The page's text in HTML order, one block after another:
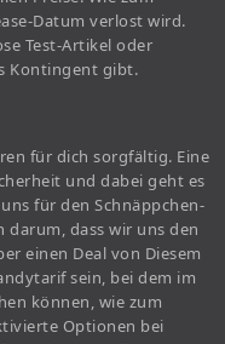
Datum verlost wird.
Test-Artikel oder
Kontingent gibt.
für dich sorgfältig. Eine
und dabei geht es
für den Schnäppchen-
darum, dass wir uns den
einen Deal von Diesem
sein, bei dem im
können, wie zum
Optionen bei